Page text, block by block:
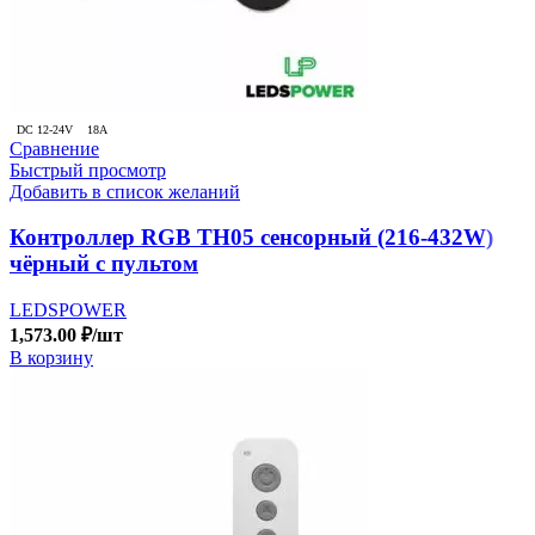
DC 12-24V 18A
Сравнение
Быстрый просмотр
Добавить в список желаний
Контроллер RGB TH05 сенсорный (216-432W)
чёрный с пультом
LEDSPOWER
1,573.00 ₽/шт
В корзину